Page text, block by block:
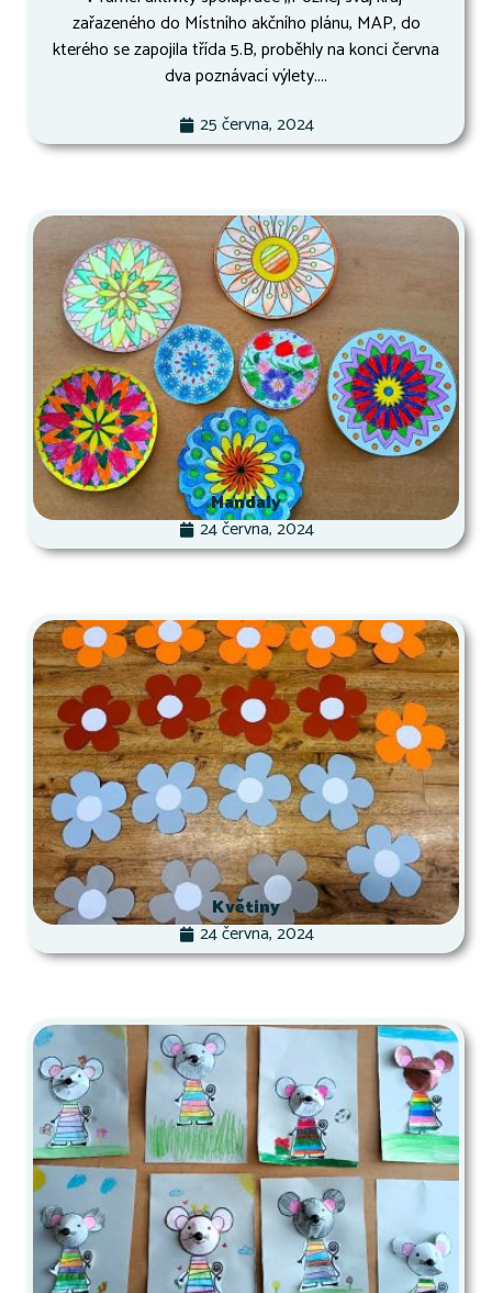
zařazeného do Místního akčního plánu, MAP, do
kterého se zapojila třída 5.B, proběhly na konci června
dva poznávací výlety....
25 června, 2024
Mandaly
24 června, 2024
Květiny
24 června, 2024